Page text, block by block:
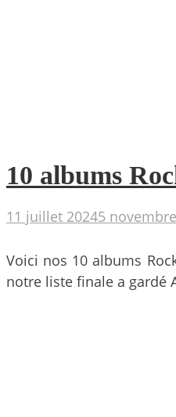
10 albums
11 juillet 20245
Voici nos 10 albums
notre liste finale a gardé